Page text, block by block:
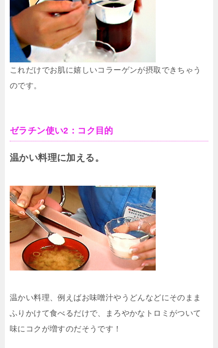
これだけでお肌に嬉しいコラーゲンが摂取できちゃう
のです。
ゼラチン使い2：コク目的
温かい料理に加える。
温かい料理、例えばお味噌汁やうどんなどにそのまま
ふりかけて食べるだけで、まろやかなトロミがついて
味にコクが増すのだそうです！